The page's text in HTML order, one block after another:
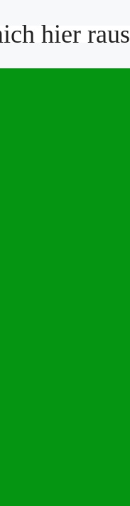
hier raus